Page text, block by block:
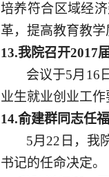
培养符合区域经
革，提高教育教学
13.我院召开2017
会议于5月16
业生就业创业工
14.俞建群同志任
5月22日，我
书记的任命决定。